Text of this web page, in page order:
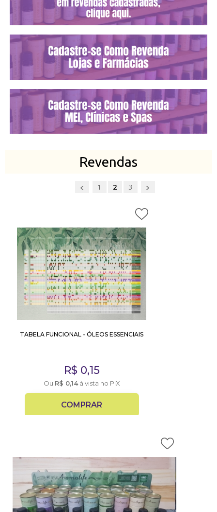
Revendas
1 2 3
TABELA FUNCIONAL - ÓLEOS ESSENCIAIS
R$ 0,15
Ou R$ 0,14à vista no PIX
COMPRAR